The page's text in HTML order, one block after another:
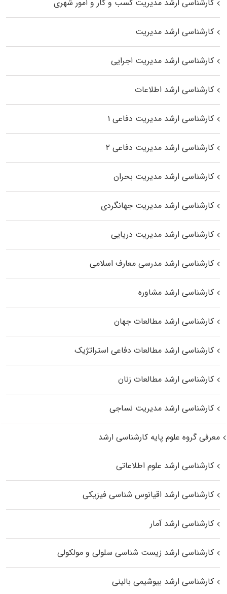
کارشناسی ارشد مدیریت کسب و کار و امور شهری
کارشناسی ارشد مدیریت
کارشناسی ارشد مدیریت اجرایی
کارشناسی ارشد اطلاعات
کارشناسی ارشد مدیریت دفاعی ۱
کارشناسی ارشد مدیریت دفاعی ۲
کارشناسی ارشد مدیریت بحران
کارشناسی ارشد مدیریت جهانگردی
کارشناسی ارشد مدیریت دریایی
کارشناسی ارشد مدرسی معارف اسلامی
کارشناسی ارشد مشاوره
کارشناسی ارشد مطالعات جهان
کارشناسی ارشد مطالعات دفاعی استراتژیک
کارشناسی ارشد مطالعات زنان
کارشناسی ارشد مدیریت نساجی
معرفی گروه علوم پایه کارشناسی ارشد
کارشناسی ارشد علوم اطلاعاتی
کارشناسی ارشد اقیانوس‌ شناسی فیزیکی
کارشناسی ارشد آمار
کارشناسی ارشد زیست شناسی سلولی و مولکولی
کارشناسی ارشد بیوشیمی بالینی